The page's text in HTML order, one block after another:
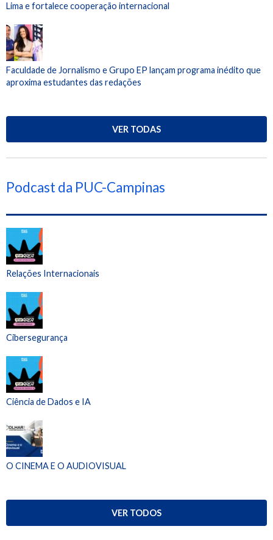
Lima e fortalece cooperação internacional
Faculdade de Jornalismo e Grupo EP lançam programa inédito que
aproxima estudantes das redações
VER TODAS
Podcast da PUC-Campinas
Relações Internacionais
Cibersegurança
Ciência de Dados e IA
O CINEMA E O AUDIOVISUAL
VER TODOS